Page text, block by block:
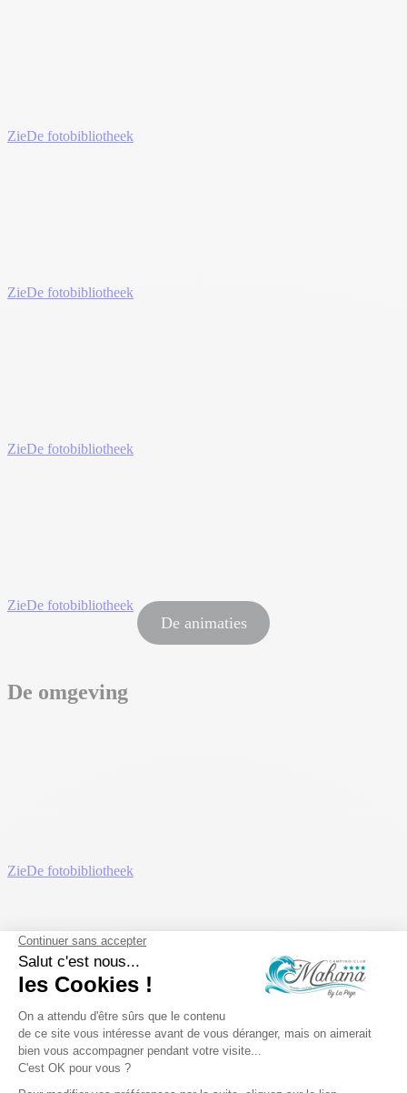
ZieDe fotobibliotheek
ZieDe fotobibliotheek
ZieDe fotobibliotheek
ZieDe fotobibliotheek
De animaties
De omgeving
ZieDe fotobibliotheek
Zie De fotobibliotheek